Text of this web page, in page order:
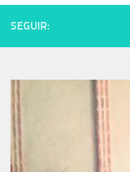
SEGUIR: